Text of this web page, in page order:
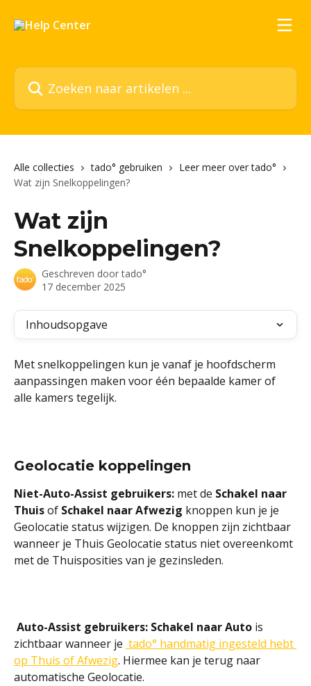
Zoeken naar artikelen ...
Alle collecties tado° gebruiken
Leer meer over tado°
Wat zijn Snelkoppelingen?
Wat zijn
Snelkoppelingen?
Geschreven doortado°
17 december 2025
Inhoudsopgave
Met snelkoppelingen kun je vanaf je hoofdscherm
aanpassingen maken voor één bepaalde kamer of
alle kamers tegelijk.
Geolocatie koppelingen
Niet-Auto-Assist gebruikers: met de Schakel naar
Thuis of Schakel naarAfwezig knoppen kun je je
Geolocatie status wijzigen. De knoppen zijn zichtbaar
wanneer je Thuis Geolocatie status niet overeenkomt
met de Thuisposities van je gezinsleden.
Auto-Assist gebruikers: Schakel naar Auto is
zichtbaar wanneer je tado° handmatig ingesteld hebt
op Thuis of Afwezig. Hiermee kan je terug naar
automatische Geolocatie.